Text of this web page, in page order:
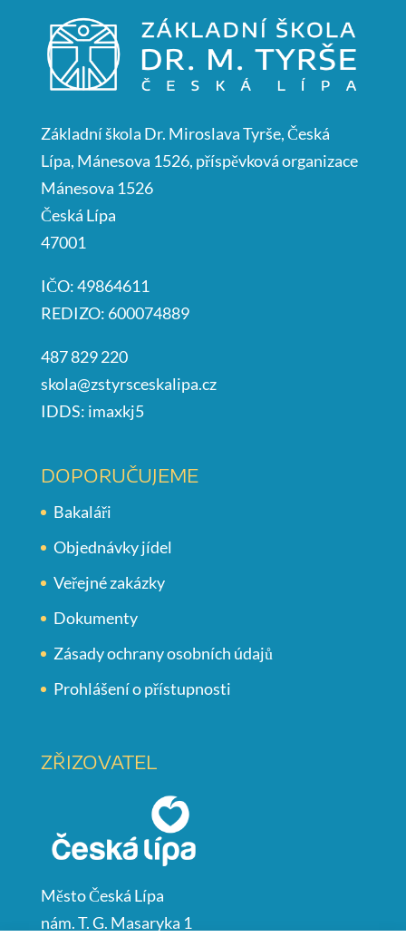
Základní škola Dr. Miroslava Tyrše, Česká
Lípa, Mánesova 1526, příspěvková organizace
Mánesova 1526
Česká Lípa
47001
IČO: 49864611
REDIZO: 600074889
487 829 220
skola@zstyrsceskalipa.cz
IDDS: imaxkj5
DOPORUČUJEME
Bakaláři
Objednávky jídel
Veřejné zakázky
Dokumenty
Zásady ochrany osobních údajů
Prohlášení o přístupnosti
ZŘIZOVATEL
Město Česká Lípa
nám. T. G. Masaryka 1